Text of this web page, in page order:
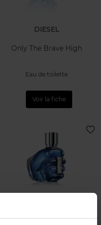
DIESEL
Only The Brave High
Eau de toilette
Voir la fiche
Diesel Sound Of The Brave